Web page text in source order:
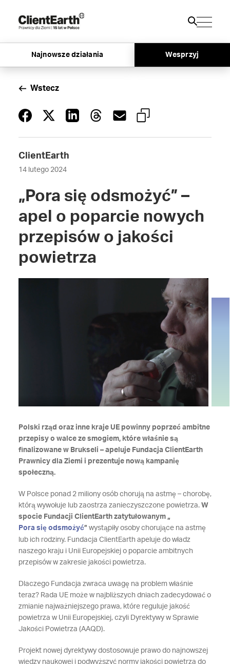
Najnowsze działania Wesprzyj
ClientEarth
14 lutego 2024
Wstecz
„Pora się odsmożyć” –
apel o poparcie nowych
przepisów o jakości
powietrza
Polski rząd oraz inne kraje UE powinny poprzeć ambitne
przepisy o walce ze smogiem, które właśnie są
finalizowane w Brukseli – apeluje Fundacja ClientEarth
Prawnicy dla Ziemi i prezentuje nową kampanię
społeczną.
W Polsce ponad 2 miliony osób chorują na astmę – chorobę,
którą wywołuje lub zaostrza zanieczyszczone powietrza. W
spocie Fundacji ClientEarth zatytułowanym „
Pora się odsmożyć” wystąpiły osoby chorujące na astmę
lub ich rodziny. Fundacja ClientEarth apeluje do władz
naszego kraju i Unii Europejskiej o poparcie ambitnych
przepisów w zakresie jakości powietrza.
Dlaczego Fundacja zwraca uwagę na problem właśnie
teraz? Rada UE może w najbliższych dniach zadecydować o
zmianie najważniejszego prawa, które reguluje jakość
powietrza w Unii Europejskiej, czyli Dyrektywy w Sprawie
Jakości Powietrza (AAQD).
Projekt nowej dyrektywy dostosowuje prawo do najnowszej
wiedzy naukowej i podwyższyć normy jakości powietrza do